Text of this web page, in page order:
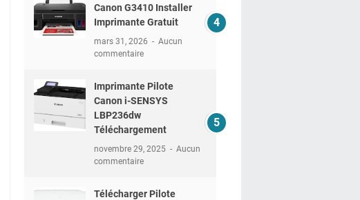
Canon G3410 Installer
Imprimante Gratuit
mars 31, 2026
Aucun
commentaire
Imprimante Pilote
Canon i-SENSYS
LBP236dw
Téléchargement
novembre 29, 2025
Aucun
commentaire
Télécharger Pilote